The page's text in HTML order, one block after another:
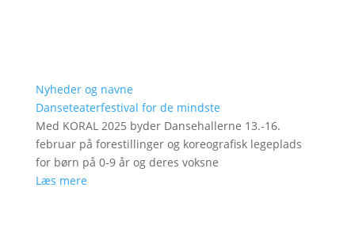
Nyheder og navne
Danseteaterfestival for de mindste
Med KORAL 2025 byder Dansehallerne 13.-16.
februar på forestillinger og koreografisk legeplads
for børn på 0-9 år og deres voksne
Læs mere